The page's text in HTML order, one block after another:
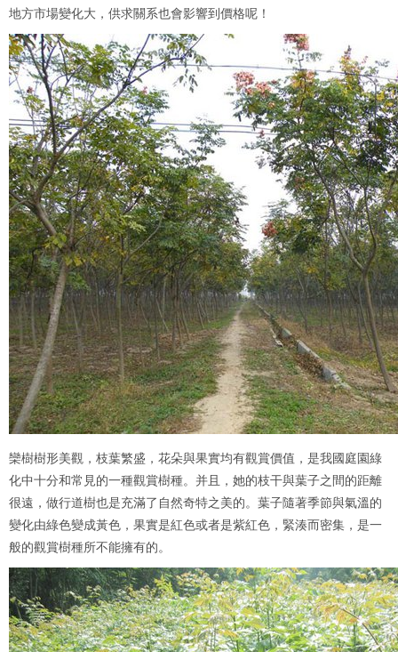
地方市場變化大，供求關系也會影響到價格呢！
欒樹樹形美觀，枝葉繁盛，花朵與果實均有觀賞價值，是我國庭園綠
化中十分和常見的一種觀賞樹種。并且，她的枝干與葉子之間的距離
很遠，做行道樹也是充滿了自然奇特之美的。葉子隨著季節與氣溫的
變化由綠色變成黃色，果實是紅色或者是紫紅色，緊湊而密集，是一
般的觀賞樹種所不能擁有的。